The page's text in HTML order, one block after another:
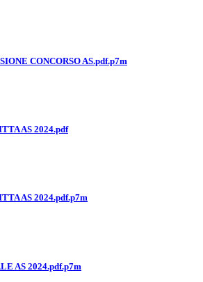
CONCORSO AS.pdf.p7m
AS 2024.pdf
AS 2024.pdf.p7m
AS 2024.pdf.p7m